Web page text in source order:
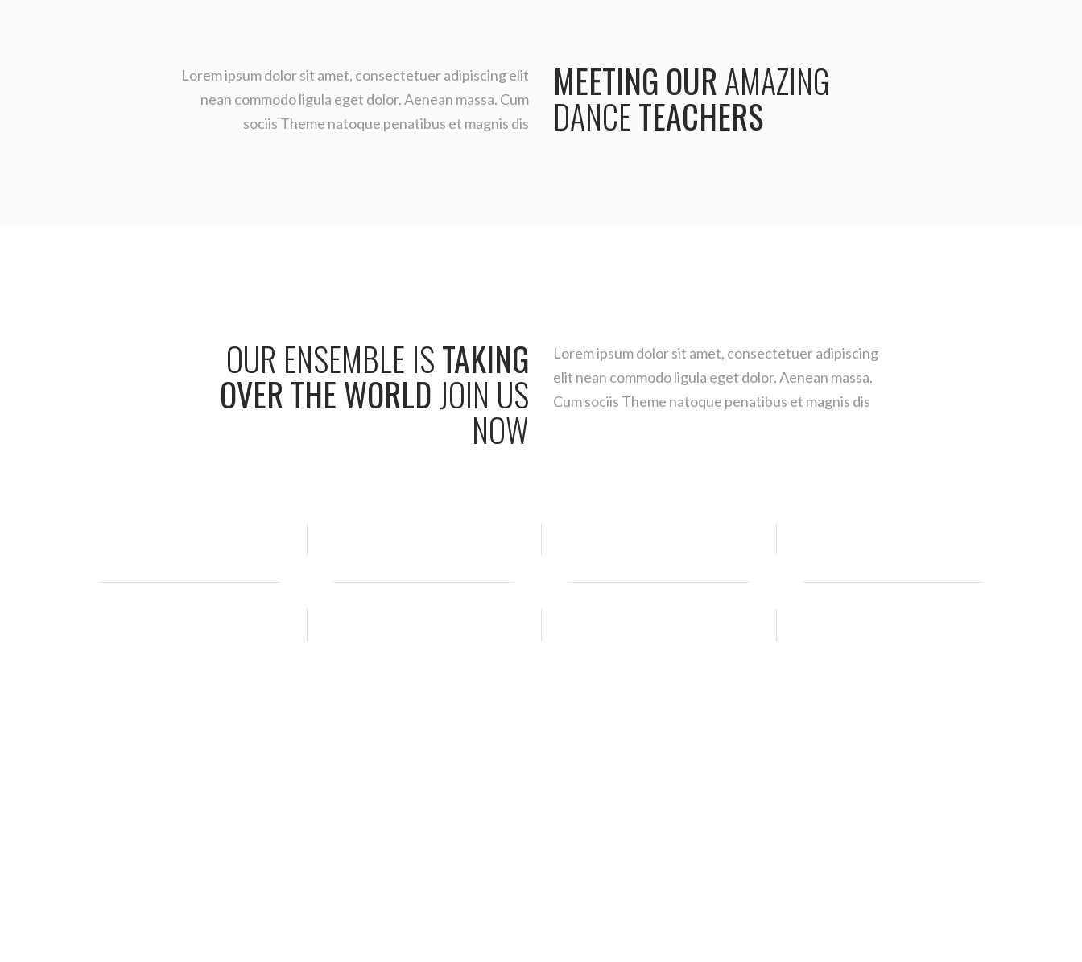
MEETING OURAMAZING
DANCETEACHERS
Lorem ipsum dolor sit amet, consectetuer adipiscing elit
nean commodo ligula eget dolor. Aenean massa. Cum
sociis Theme natoque penatibus et magnis dis
OUR ENSEMBLE ISTAKING
OVERTHEWORLD JOIN US
NOW
Lorem ipsum dolor sit amet, consectetuer adipiscing
elit nean commodo ligula eget dolor. Aenean massa.
Cum sociis Theme natoque penatibus et magnis dis